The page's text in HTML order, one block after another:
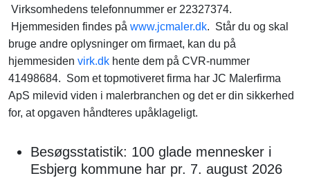
Virksomhedens telefonnummer er 22327374.
Hjemmesiden findes på www.jcmaler.dk. Står du og skal
bruge andre oplysninger om firmaet, kan du på
hjemmesiden virk.dk hente dem på CVR-nummer
41498684. Som et topmotiveret firma har JC Malerfirma
ApS milevid viden i malerbranchen og det er din sikkerhed
for, at opgaven håndteres upåklageligt.
Besøgsstatistik: 100 glade mennesker i
Esbjerg kommune har pr. 7. august 2026